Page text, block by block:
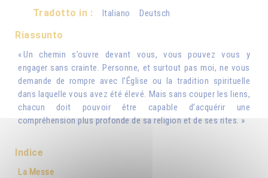
Tradotto in : Italiano Deutsch
Riassunto
« Un chemin s’ouvre devant vous, vous pouvez vous y
engager sans crainte. Personne, et surtout pas moi, ne vous
demande de rompre avec l’Église ou la tradition spirituelle
dans laquelle vous avez été élevé. Mais sans couper les liens,
chacun doit pouvoir être capable d’acquérir une
compréhension plus profonde de sa religion et de ses rites. »
Indice
La Messe